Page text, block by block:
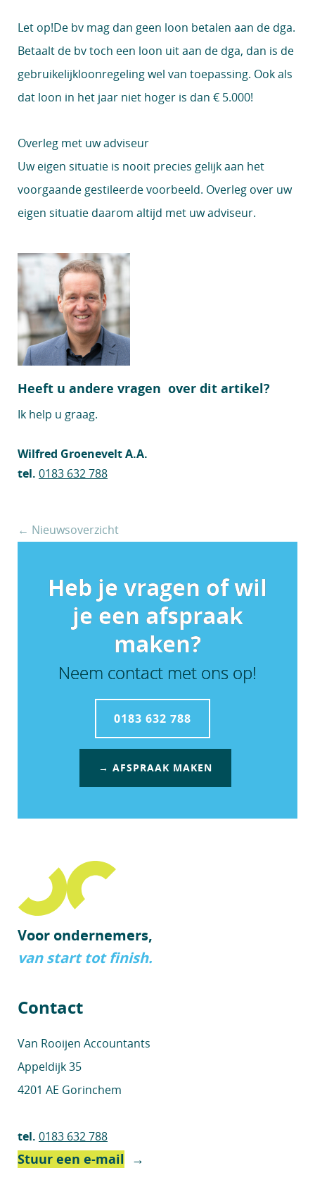
Let op!De bv mag dan geen loon betalen aan de dga.
Betaalt de bv toch een loon uit aan de dga, dan is de
gebruikelijkloonregeling wel van toepassing. Ook als
dat loon in het jaar niet hoger is dan € 5.000!
Overleg met uw adviseur
Uw eigen situatie is nooit precies gelijk aan het
voorgaande gestileerde voorbeeld. Overleg over uw
eigen situatie daarom altijd met uw adviseur.
Heeft u andere vragen over dit artikel?
Ik help u graag.
Wilfred Groenevelt A.A.
tel. 0183 632 788
← Nieuwsoverzicht
Heb je vragen of wil
je een afspraak
maken?
Neem contact met ons op!
0183 632 788
→ AFSPRAAK MAKEN
Voor ondernemers,
van start tot finish.
Contact
Van Rooijen Accountants
Appeldijk 35
4201 AE Gorinchem
tel. 0183 632 788
Stuur een e-mail →